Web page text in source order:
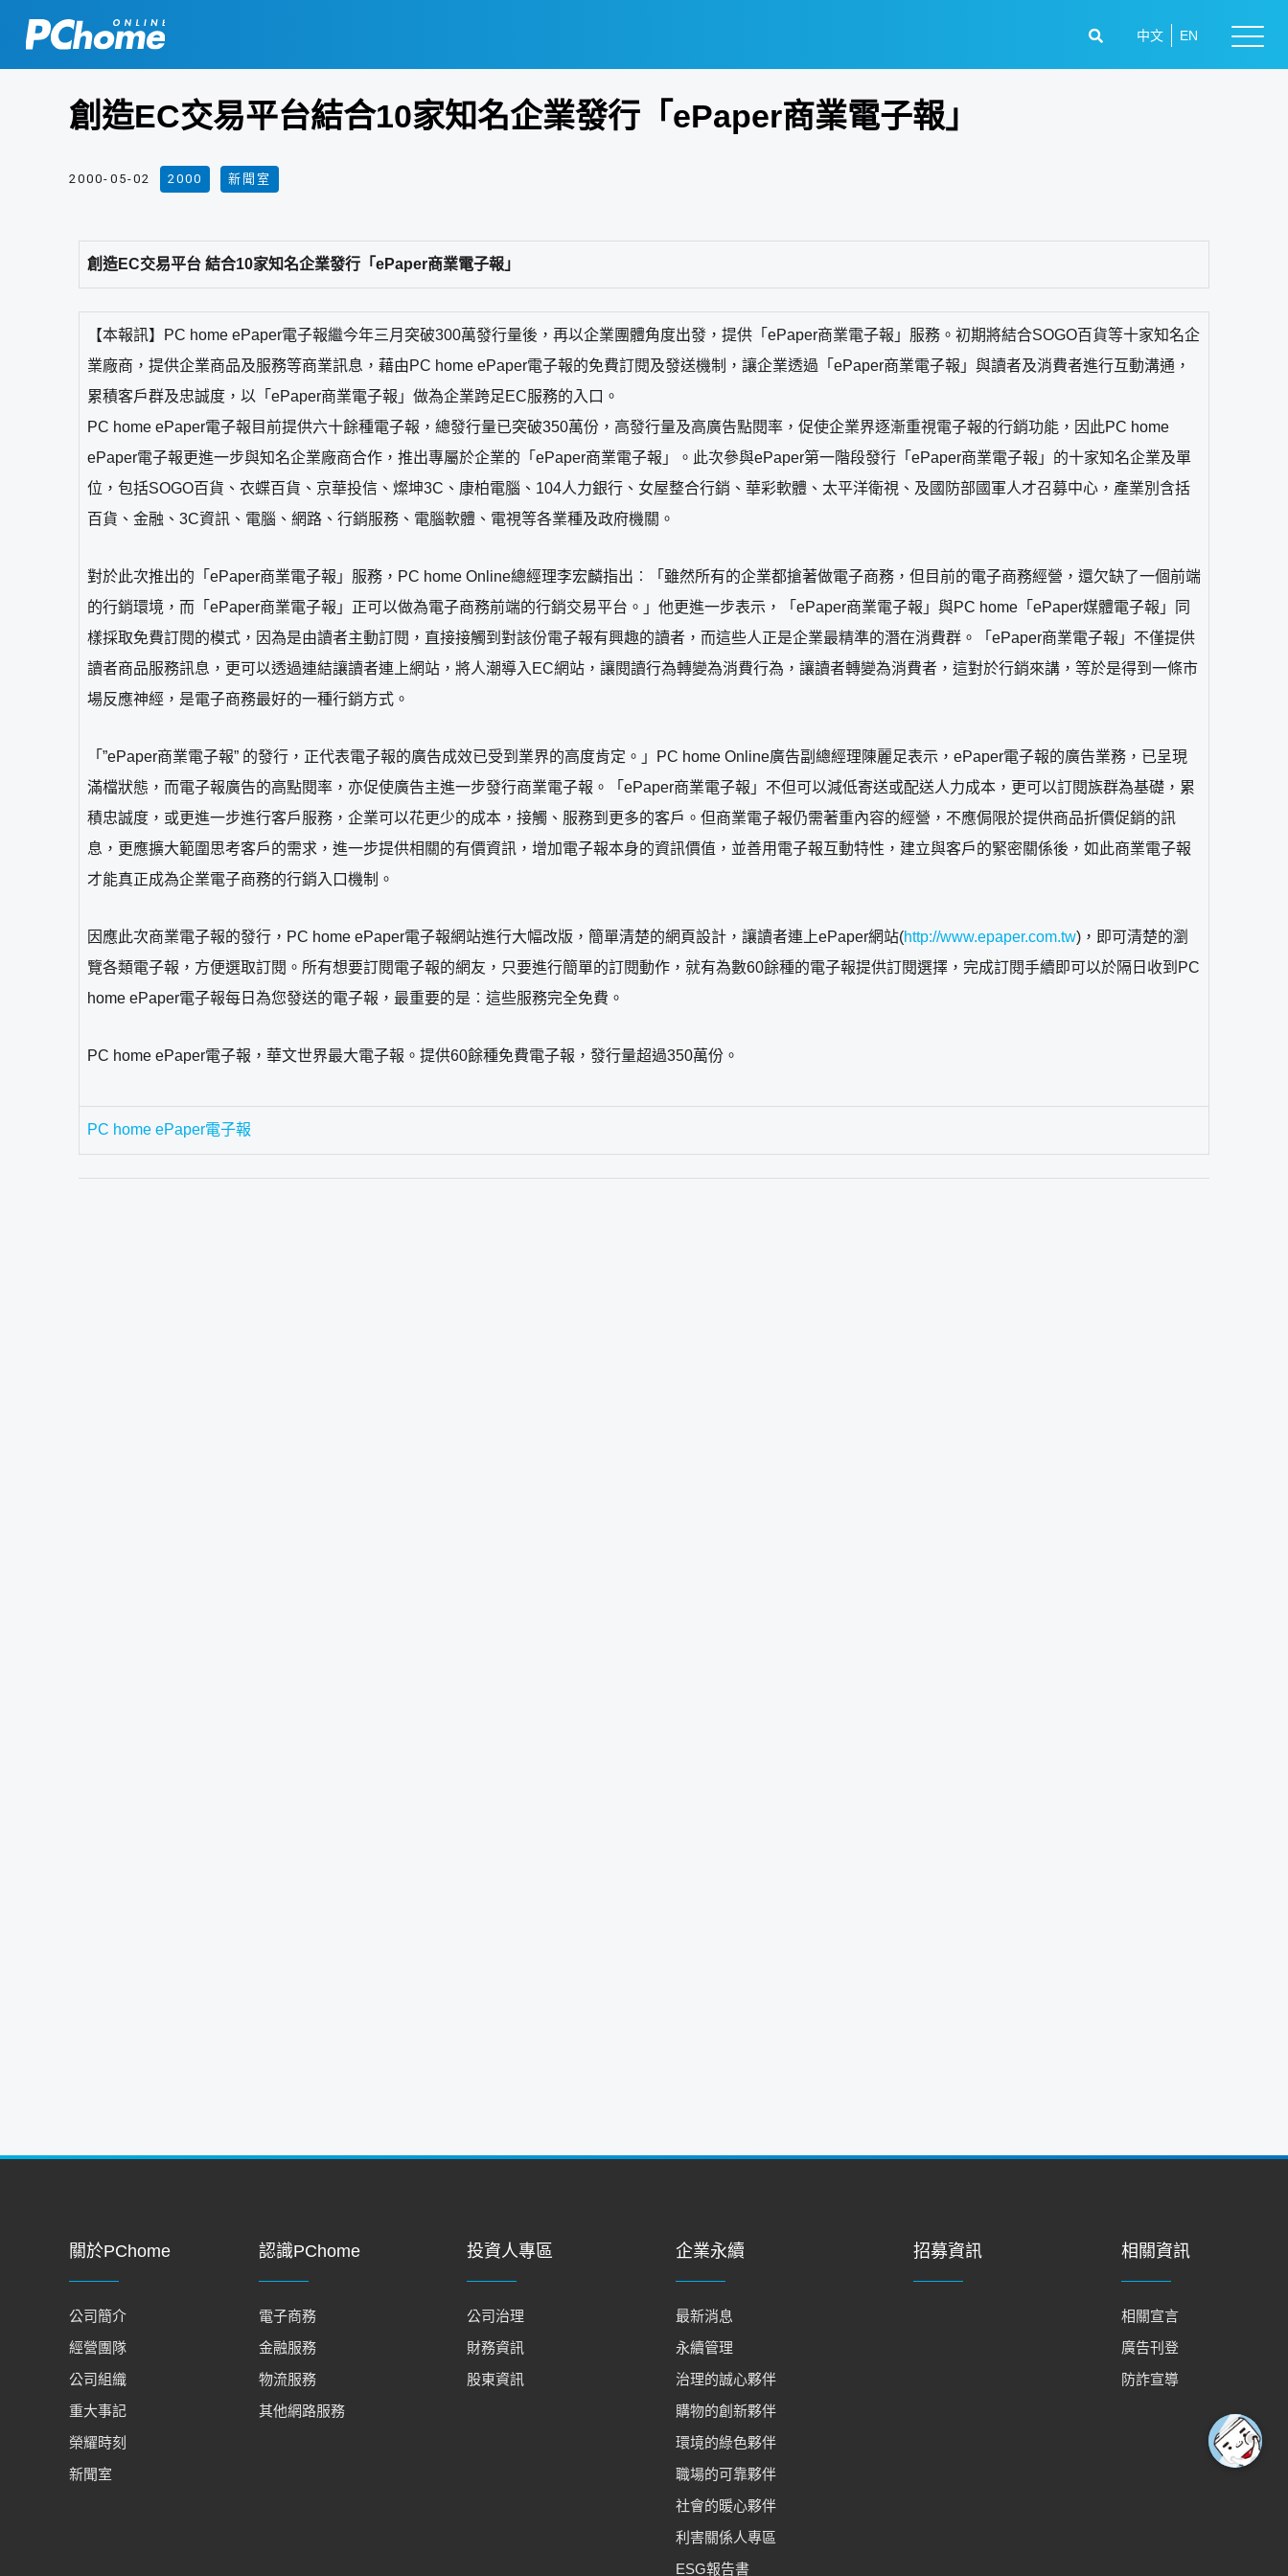
中文 EN
創造EC交易平台結合10家知名企業發行「ePaper商業電子報」
2000-05-02 2000 新聞室
創造EC交易平台 結合10家知名企業發行「ePaper商業電子報」
【本報訊】PC home ePaper電子報繼今年三月突破300萬發行量後，再以企業團體角度出發，提供「ePaper商業電子報」服務。初期將結合SOGO百貨等十家知名企
業廠商，提供企業商品及服務等商業訊息，藉由PC home ePaper電子報的免費訂閱及發送機制，讓企業透過「ePaper商業電子報」與讀者及消費者進行互動溝通，
累積客戶群及忠誠度，以「ePaper商業電子報」做為企業跨足EC服務的入口。
PC home ePaper電子報目前提供六十餘種電子報，總發行量已突破350萬份，高發行量及高廣告點閱率，促使企業界逐漸重視電子報的行銷功能，因此PC home
ePaper電子報更進一步與知名企業廠商合作，推出專屬於企業的「ePaper商業電子報」。此次參與ePaper第一階段發行「ePaper商業電子報」的十家知名企業及單
位，包括SOGO百貨、衣蝶百貨、京華投信、燦坤3C、康柏電腦、104人力銀行、女屋整合行銷、華彩軟體、太平洋衛視、及國防部國軍人才召募中心，產業別含括
百貨、金融、3C資訊、電腦、網路、行銷服務、電腦軟體、電視等各業種及政府機關。
對於此次推出的「ePaper商業電子報」服務，PC home Online總經理李宏麟指出︰「雖然所有的企業都搶著做電子商務，但目前的電子商務經營，還欠缺了一個前端
的行銷環境，而「ePaper商業電子報」正可以做為電子商務前端的行銷交易平台。」他更進一步表示，「ePaper商業電子報」與PC home「ePaper媒體電子報」同
樣採取免費訂閱的模式，因為是由讀者主動訂閱，直接接觸到對該份電子報有興趣的讀者，而這些人正是企業最精準的潛在消費群。「ePaper商業電子報」不僅提供
讀者商品服務訊息，更可以透過連結讓讀者連上網站，將人潮導入EC網站，讓閱讀行為轉變為消費行為，讓讀者轉變為消費者，這對於行銷來講，等於是得到一條市
場反應神經，是電子商務最好的一種行銷方式。
「”ePaper商業電子報” 的發行，正代表電子報的廣告成效已受到業界的高度肯定。」PC home Online廣告副總經理陳麗足表示，ePaper電子報的廣告業務，已呈現
滿檔狀態，而電子報廣告的高點閱率，亦促使廣告主進一步發行商業電子報。「ePaper商業電子報」不但可以減低寄送或配送人力成本，更可以訂閱族群為基礎，累
積忠誠度，或更進一步進行客戶服務，企業可以花更少的成本，接觸、服務到更多的客戶。但商業電子報仍需著重內容的經營，不應侷限於提供商品折價促銷的訊
息，更應擴大範圍思考客戶的需求，進一步提供相關的有價資訊，增加電子報本身的資訊價值，並善用電子報互動特性，建立與客戶的緊密關係後，如此商業電子報
才能真正成為企業電子商務的行銷入口機制。
因應此次商業電子報的發行，PC home ePaper電子報網站進行大幅改版，簡單清楚的網頁設計，讓讀者連上ePaper網站(http://www.epaper.com.tw)，即可清楚的瀏
覽各類電子報，方便選取訂閱。所有想要訂閱電子報的網友，只要進行簡單的訂閱動作，就有為數60餘種的電子報提供訂閱選擇，完成訂閱手續即可以於隔日收到PC
home ePaper電子報每日為您發送的電子報，最重要的是︰這些服務完全免費。
PC home ePaper電子報，華文世界最大電子報。提供60餘種免費電子報，發行量超過350萬份。
PC home ePaper電子報
關於PChome
公司簡介
經營團隊
公司組織
重大事記
榮耀時刻
新聞室
認識PChome
電子商務
金融服務
物流服務
其他網路服務
投資人專區
公司治理
財務資訊
股東資訊
企業永續
最新消息
永續管理
治理的誠心夥伴
購物的創新夥伴
環境的綠色夥伴
職場的可靠夥伴
社會的暖心夥伴
利害關係人專區
ESG報告書
招募資訊 相關資訊
相關宣言
廣告刊登
防詐宣導